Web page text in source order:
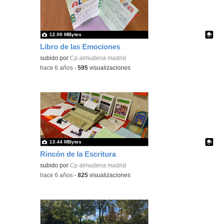
Libro de las Emociones
Contenido educativo.
subido porCp almudena madrid
12.00 MBytes
-hace 6 años -595 visualizaciones
Rincón de la Escritura
Contenido educativo.
subido porCp almudena madrid
13.44 MBytes
-hace 6 años -825 visualizaciones